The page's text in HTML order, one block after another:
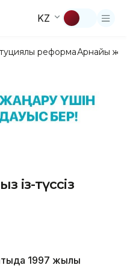
KZ
реформаАрнайы
із-түссіз
1997 жылы